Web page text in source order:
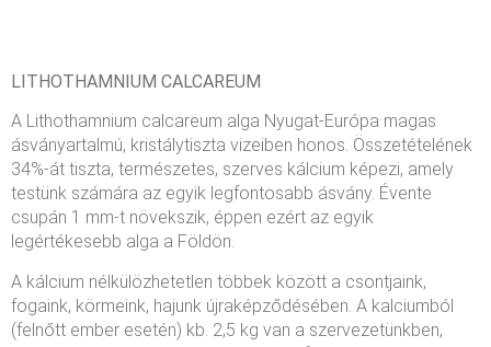
LITHOTHAMNIUM CALCAREUM
A Lithothamnium calcareum alga Nyugat-Európa magas
ásványartalmú, kristálytiszta vizeiben honos. Összetételének
34%-át tiszta, természetes, szerves kálcium képezi, amely
testünk számára az egyik legfontosabb ásvány. Évente
csupán 1 mm-t növekszik, éppen ezért az egyik
legértékesebb alga a Földön.
A kálcium nélkülözhetetlen többek között a csontjaink,
fogaink, körmeink, hajunk újraképződésében. A kalciumból
(felnőtt ember esetén) kb. 2,5 kg van a szervezetünkben,